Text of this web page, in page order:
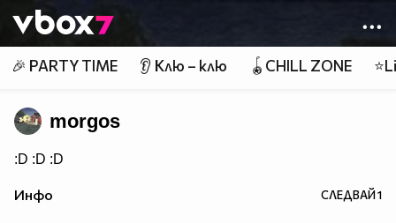
👾
🎉 PARTY TIME 👂 Клю – клю 🪀CHILL ZONE
morgos
:D :D :D
Инфо СЛЕДВАЙ1